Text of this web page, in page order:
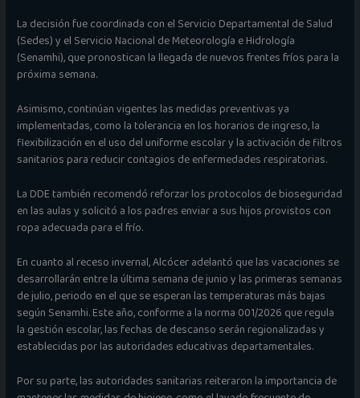
La decisión fue coordinada con el Servicio Departamental de Salud
(Sedes) y el Servicio Nacional de Meteorología e Hidrología
(Senamhi), que pronostican la llegada de nuevos frentes fríos para la
próxima semana.
Asimismo, continúan vigentes las medidas preventivas ya
implementadas, como la tolerancia en los horarios de ingreso, la
flexibilización en el uso del uniforme escolar y la activación de filtros
sanitarios para reducir contagios de enfermedades respiratorias.
La DDE también recomendó reforzar los protocolos de bioseguridad
en las aulas y solicitó a los padres enviar a sus hijos provistos con
ropa adecuada para el frío.
En cuanto al receso invernal, Alcócer adelantó que las vacaciones se
desarrollarán entre la última semana de junio y las primeras semanas
de julio, periodo en el que se esperan las temperaturas más bajas
según Senamhi. Este año, conforme a la norma 001/2026 que regula
la gestión escolar, las fechas de descanso serán regionalizadas y
establecidas por las autoridades educativas departamentales.
Por su parte, las autoridades sanitarias reiteraron la importancia de